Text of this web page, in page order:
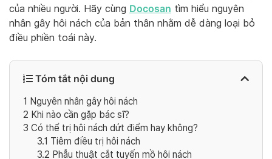
của nhiều người. Hãy cùng Docosan tìm hiểu nguyên
nhân gây hôi nách của bản thân nhằm dễ dàng loại bỏ
điều phiền toái này.
Tóm tắt nội dung
1 Nguyên nhân gây hôi nách
2 Khi nào cần gặp bác sĩ?
3 Có thể trị hôi nách dứt điểm hay không?
3.1 Tiêm điều trị hôi nách
3.2 Phẫu thuật cắt tuyến mồ hôi nách